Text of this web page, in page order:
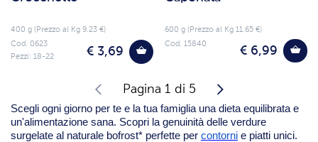
400 g (Prezzo al Kg 9.23 €)
€ 3,69
Cod. 0623
Pezzi: 18-22
600 g (Prezzo al Kg 11.65 €)
€ 6,99
Cod. 15840
Pagina 1 di 5
Scegli ogni giorno per te e la tua famiglia una dieta equilibrata e
un'alimentazione sana. Scopri la genuinità delle verdure
surgelate al naturale bofrost* perfette per contorni e piatti unici.